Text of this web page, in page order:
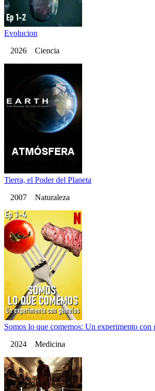
Evolucion
2026 Ciencia
Tierra, el Poder del Planeta
2007 Naturaleza
Somos lo que comemos: Un experimento con
2024 Medicina